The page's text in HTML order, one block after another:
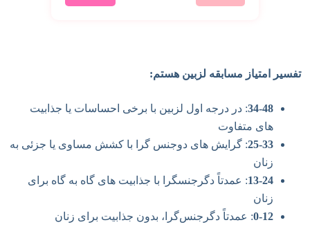
تفسیر امتیاز مسابقه لزبین هستم:
34-48: در درجه اول لزبین با برخی احساسات یا جذابیت
های متفاوت
25-33: گرایش های دوجنس گرا با کشش مساوی یا جزئی به
زنان
13-24: عمدتاً دگرجنسگرا با جذابیت های گاه به گاه برای
زنان
0-12: عمدتاً دگرجنس‌گرا، بدون جذابیت برای زنان